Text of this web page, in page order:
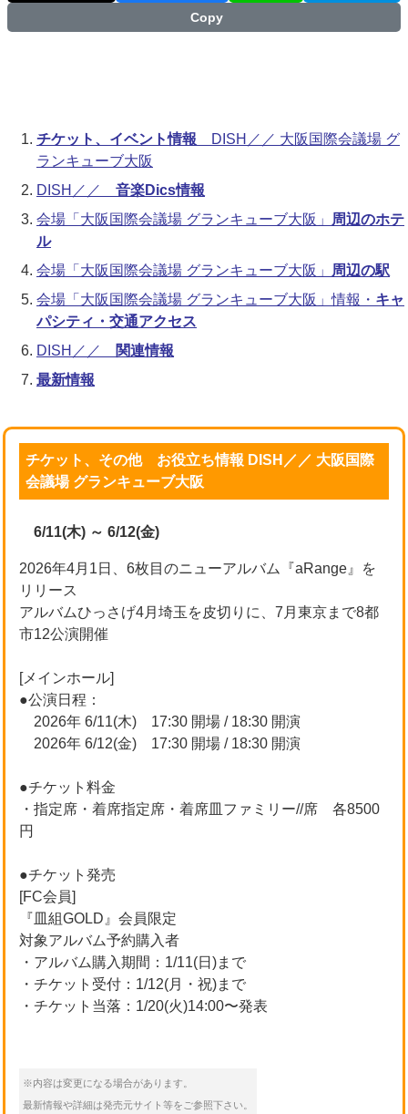
Copy
チケット、イベント情報 DISH／／ 大阪国際会議場 グ
ランキューブ大阪
DISH／／ 音楽Dics情報
会場「大阪国際会議場 グランキューブ大阪」
周辺のホテ
ル
会場「大阪国際会議場 グランキューブ大阪」
周辺の駅
会場「大阪国際会議場 グランキューブ大阪」情報・ キャ
パシティ・交通アクセス
DISH／／
関連情報
最新情報
チケット、その他 お役立ち情報 DISH／／ 大阪国際
会議場 グランキューブ大阪
6/11(木) ～ 6/12(金)
2026年4月1日、6枚目のニューアルバム『aRange』を
リリース
アルバムひっさげ4月埼玉を皮切りに、7月東京まで8都
市12公演開催
[メインホール]
●公演日程：
2026年 6/11(木) 17:30 開場 / 18:30 開演
2026年 6/12(金) 17:30 開場 / 18:30 開演
●チケット料金
・指定席・着席指定席・着席皿ファミリー//席 各8500
円
●チケット発売
[FC会員]
『皿組GOLD』会員限定
対象アルバム予約購入者
・アルバム購入期間：1/11(日)まで
・チケット受付：1/12(月・祝)まで
・チケット当落：1/20(火)14:00〜発表
※内容は変更になる場合があります。
最新情報や詳細は発売元サイト等をご参照下さい。